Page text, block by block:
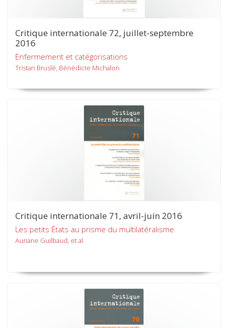
Critique internationale 72, juillet-septembre
2016
Enfermement et catégorisations
Tristan Bruslé, Bénédicte Michalon
Critique internationale 71, avril-juin 2016
Les petits États au prisme du multilatéralisme
Auriane Guilbaud, et al.